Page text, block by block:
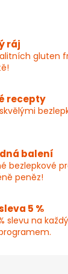
ráj
gluten
recepty
balení
bezlepkové
peněz!
5 %
slevu na